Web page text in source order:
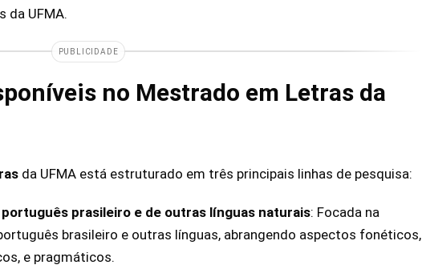
da UFMA.
PUBLICIDADE
no Mestrado em Letras da
da UFMA está estruturado em três principais linhas de pesquisa:
prasileiro e de outras línguas naturais: Focada na
brasileiro e outras línguas, abrangendo aspectos fonéticos,
e pragmáticos.